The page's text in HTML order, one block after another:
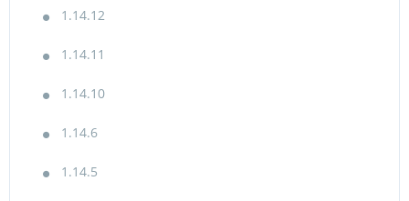
1.14.12
1.14.11
1.14.10
1.14.6
1.14.5